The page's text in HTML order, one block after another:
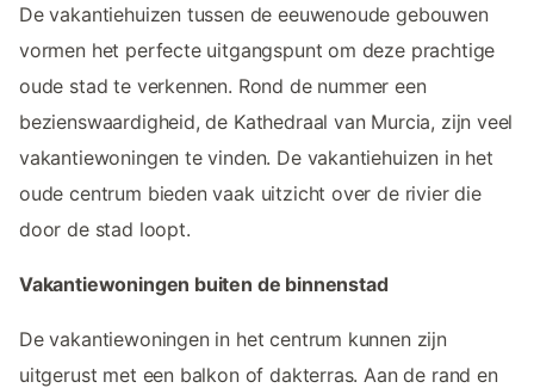
De vakantiehuizen tussen de eeuwenoude gebouwen
vormen het perfecte uitgangspunt om deze prachtige
oude stad te verkennen. Rond de nummer een
bezienswaardigheid, de Kathedraal van Murcia, zijn veel
vakantiewoningen te vinden. De vakantiehuizen in het
oude centrum bieden vaak uitzicht over de rivier die
door de stad loopt.
Vakantiewoningen buiten de binnenstad
De vakantiewoningen in het centrum kunnen zijn
uitgerust met een balkon of dakterras. Aan de rand en